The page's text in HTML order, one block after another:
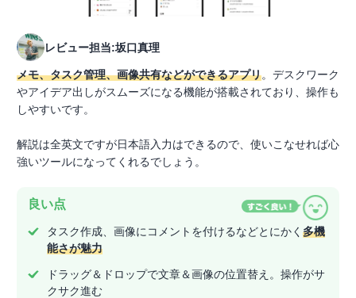
レビュー担当:坂口真理
メモ、タスク管理、画像共有などができるアプリ。デスクワーク
やアイデア出しがスムーズになる機能が搭載されており、操作も
しやすいです。
解説は全英文ですが日本語入力はできるので、使いこなせれば心
強いツールになってくれるでしょう。
良い点
タスク作成、画像にコメントを付けるなどとにかく 多機
能さが魅力
ドラッグ＆ドロップで文章＆画像の位置替え。操作がサ
クサク進む